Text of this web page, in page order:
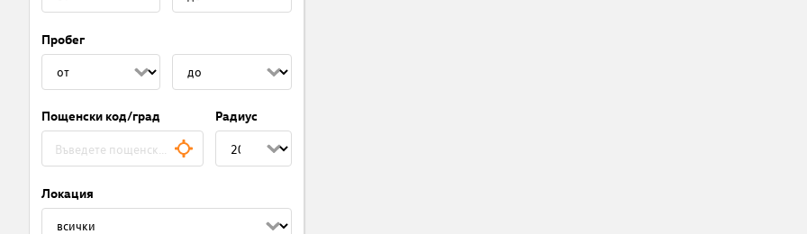
Пробег
Пощенски код/град Радиус
Локация